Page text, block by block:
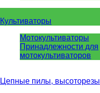
Культиваторы
Мотокультиваторы
Принадлежности для
мотокультиваторов
Цепные пилы, высоторезы